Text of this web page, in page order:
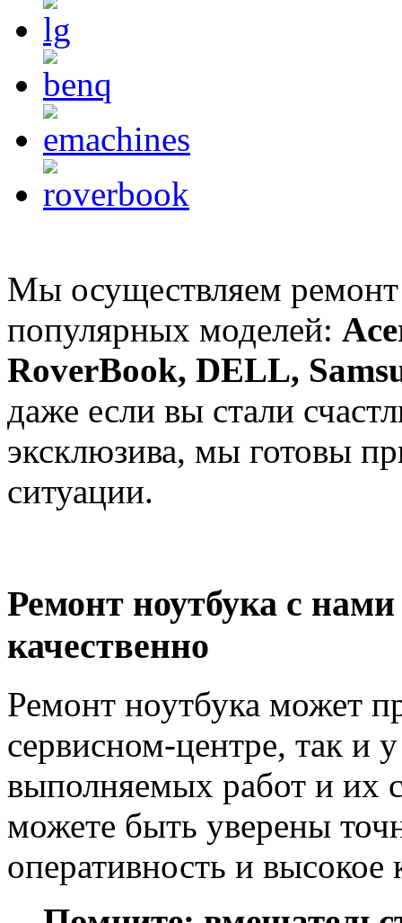
Мы осуществляем ремонт
популярных моделей:
RoverBook, DELL,
даже если вы стали
эксклюзива, мы готовы
ситуации.
Ремонт ноутбука с
качественно
Ремонт ноутбука может
сервисном-центре, так и
выполняемых работ и их
можете быть уверены
оперативность и высокое